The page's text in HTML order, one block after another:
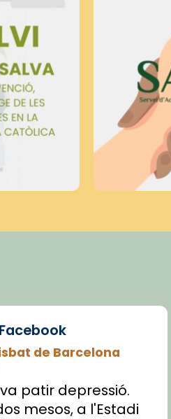
Facebook
de Barcelona
patir depressió.
mesos, a l'Estadi